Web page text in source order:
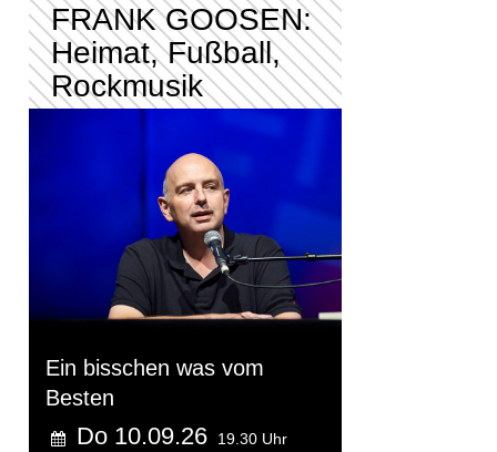
FRANK GOOSEN:
Heimat, Fußball,
Rockmusik
Ein bisschen was vom
Besten
Do 10.09.26 19.30 Uhr